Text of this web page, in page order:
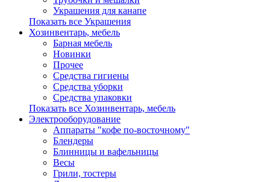
Украшения для канапе
Показать все Украшения
Хозинвентарь, мебель
Барная мебель
Новинки
Прочее
Средства гигиены
Средства уборки
Средства упаковки
Показать все Хозинвентарь, мебель
Электрооборудование
Аппараты "кофе по-восточному"
Блендеры
Блинницы и вафельницы
Весы
Грили, тостеры